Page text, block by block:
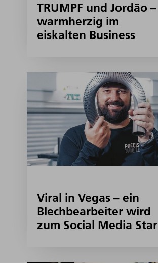
TRUMPF und Jordão –
warmherzig im
eiskalten Business
Viral in Vegas – ein
Blechbearbeiter wird
zum Social Media Star